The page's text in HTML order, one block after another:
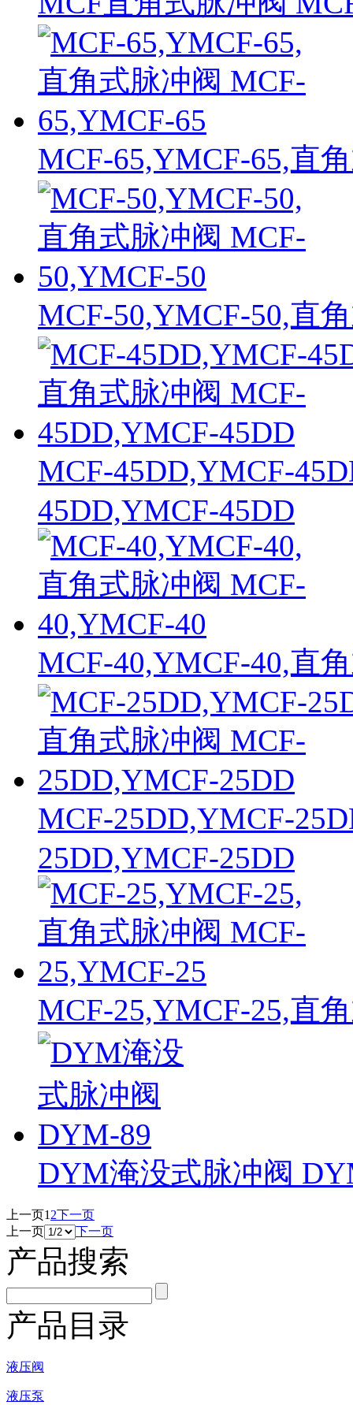
MCF-65,YMCF-65,直
MCF-50,YMCF-50,直
MCF-45DD,YMCF-
45DD,YMCF-45DD
MCF-40,YMCF-40,直
MCF-25DD,YMCF-
25DD,YMCF-25DD
MCF-25,YMCF-25,直
DYM淹没式脉冲阀
上一页1 2下一页
上一页
下一页
产品搜索
产品目录
液压阀
液压泵